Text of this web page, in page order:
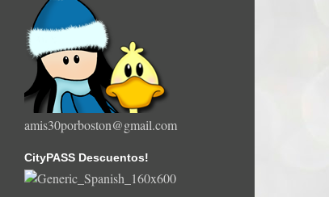
amis30porboston@gmail.com
CityPASS Descuentos!